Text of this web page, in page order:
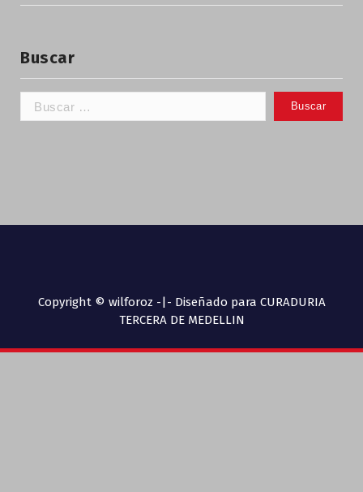
Buscar
Copyright © wilforoz -|- Diseñado para CURADURIA
TERCERA DE MEDELLIN